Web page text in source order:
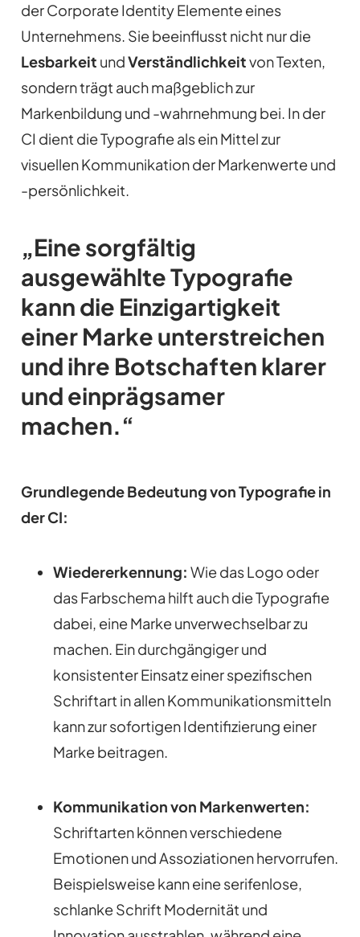
der Corporate Identity Elemente eines
Unternehmens. Sie beeinflusst nicht nur die
Lesbarkeit undVerständlichkeitvon Texten,
sondern trägt auch maßgeblich zur
Markenbildung und -wahrnehmung bei. In der
CI dient die Typografie als ein Mittel zur
visuellen Kommunikation der Markenwerte und
-persönlichkeit.
„Eine sorgfältig
ausgewählte Typografie
kann die Einzigartigkeit
einer Marke unterstreichen
und ihre Botschaften klarer
und einprägsamer
machen.“
Grundlegende Bedeutung von Typografie in
der CI:
Wiedererkennung: Wie das Logo oder
das Farbschema hilft auch die Typografie
dabei, eine Marke unverwechselbar zu
machen. Ein durchgängiger und
konsistenter Einsatz einer spezifischen
Schriftart in allen Kommunikationsmitteln
kann zur sofortigen Identifizierung einer
Marke beitragen.
Kommunikation von Markenwerten:
Schriftarten können verschiedene
Emotionen und Assoziationen hervorrufen.
Beispielsweise kann eine serifenlose,
schlanke Schrift Modernität und